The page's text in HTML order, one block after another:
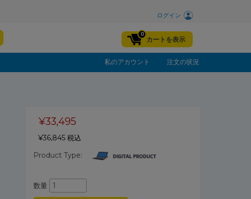
ログイン
0
カートを表示
注文の状況
私のアカウント
¥33,495
¥36,845 税込
Product Type:
数量